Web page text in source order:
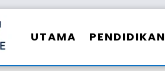
UTAMA PENDIDIKAN